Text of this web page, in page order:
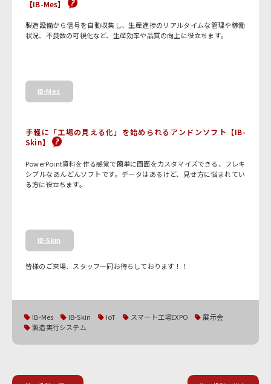
【IB-Mes】
製造設備から信号を自動収集し、生産進捗のリアルタイムな管理や稼働
状況、不良数の可視化など、生産効率や品質の向上に役立ちます。
IB-Mes
手軽に「工場の見える化」を始められるアンドンソフト【IB-
Skin】
PowerPoint資料を作る感覚で簡単に画面をカスタマイズできる、フレキ
シブルなあんどんソフトです。データはあるけど、見せ方に悩まれてい
る方に役立ちます。
IB-Skin
皆様のご来場、スタッフ一同お待ちしております！！
IB-Mes IB-Skin IoT スマート工場EXPO
展示会
製造実行システム